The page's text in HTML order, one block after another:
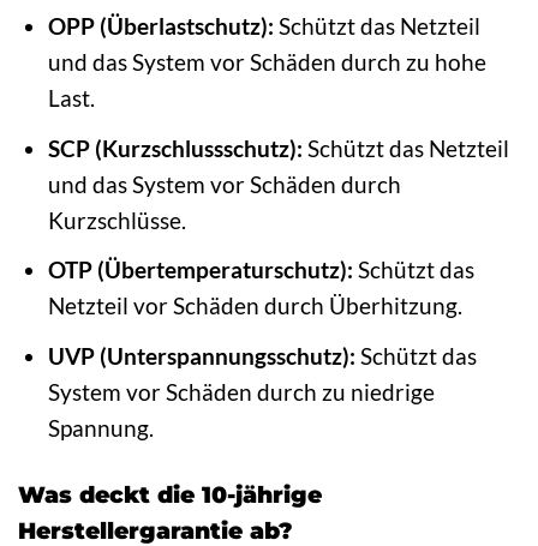
OPP (Überlastschutz): Schützt das Netzteil
und das System vor Schäden durch zu hohe
Last.
SCP (Kurzschlussschutz): Schützt das Netzteil
und das System vor Schäden durch
Kurzschlüsse.
OTP (Übertemperaturschutz): Schützt das
Netzteil vor Schäden durch Überhitzung.
UVP (Unterspannungsschutz): Schützt das
System vor Schäden durch zu niedrige
Spannung.
Was deckt die 10-jährige
Herstellergarantie ab?